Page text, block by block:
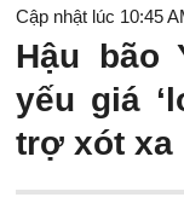
Cập nhật lúc 10:45
Hậu bão
yếu giá
trợ xót xa